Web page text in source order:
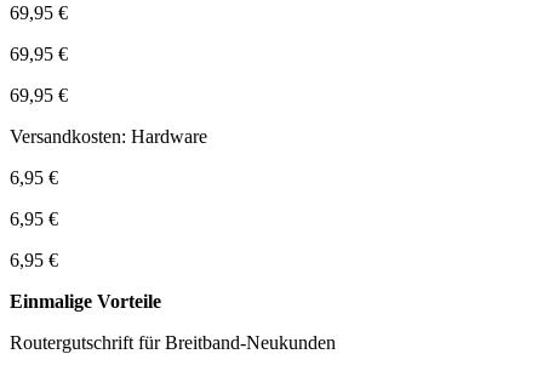
69,95 €
69,95 €
69,95 €
Versandkosten: Hardware
6,95 €
6,95 €
6,95 €
Einmalige Vorteile
Routergutschrift für Breitband-Neukunden